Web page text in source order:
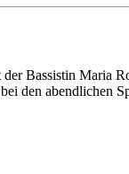
Bassistin Maria
den abendlichen